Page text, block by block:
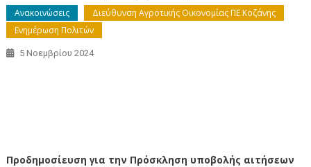
Ανακοινώσεις
Διεύθυνση Αγροτικής Οικονομίας ΠΕ Κοζάνης
Ενημέρωση Πολιτών
5 Νοεμβρίου 2024
Προδημοσίευση για την Πρόσκληση υποβολής αιτήσεων